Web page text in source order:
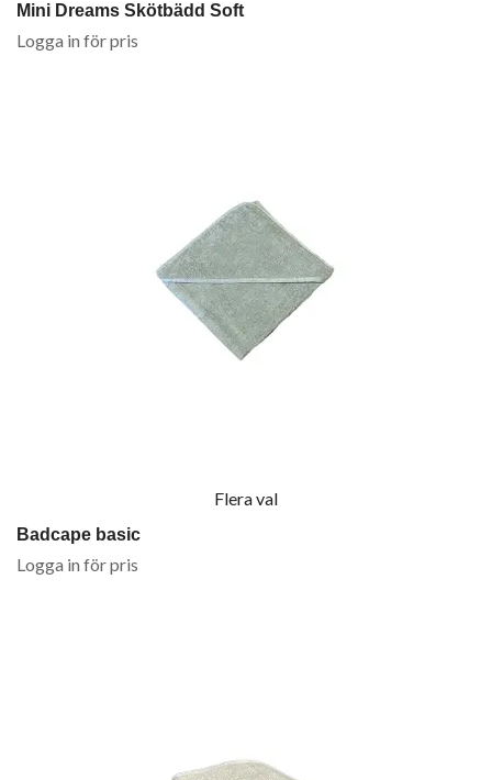
Mini Dreams Skötbädd Soft
Logga in för pris
Flera val
Badcape basic
Logga in för pris